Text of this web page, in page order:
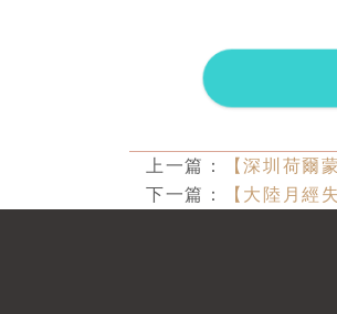
上一篇：
【深圳荷爾
下一篇：
【大陸月經